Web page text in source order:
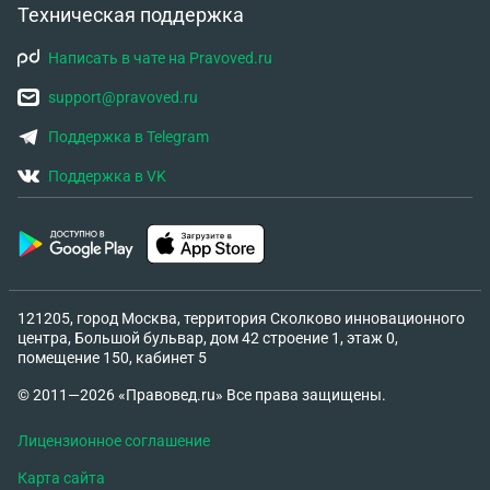
Техническая поддержка
Написать в чате на Pravoved.ru
support@pravoved.ru
Поддержка в Telegram
Поддержка в VK
121205, город Москва, территория Сколково инновационного
центра, Большой бульвар, дом 42 строение 1, этаж 0,
помещение 150, кабинет 5
© 2011—2026 «Правовед.ru» Все права защищены.
Лицензионное соглашение
Карта сайта